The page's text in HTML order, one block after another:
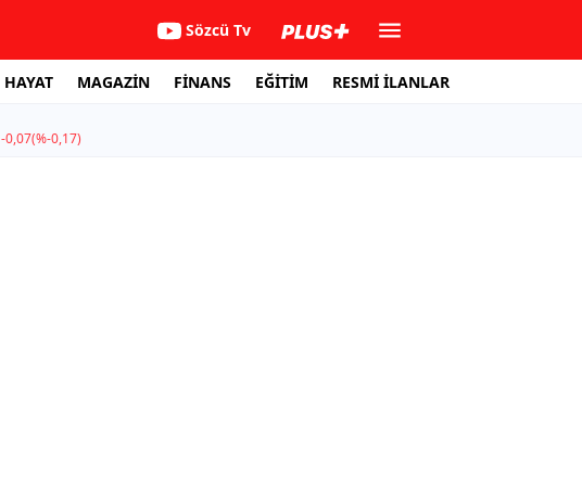
Sözcü Tv
HAYAT MAGAZİN FİNANS EĞİTİM RESMİ İLANLAR
-0,07(%-0,17)